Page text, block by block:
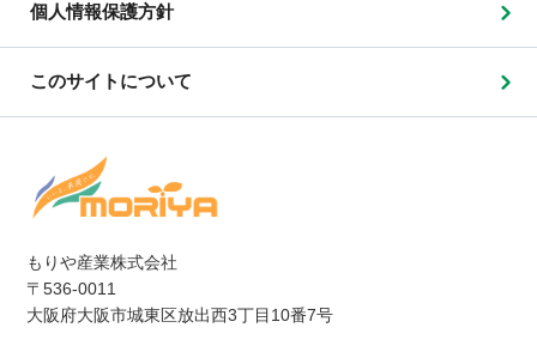
もりや産業株式会社
〒536-0011
大阪府大阪市城東区放出西3丁目10番7号
個人情報保護方針
このサイトについて